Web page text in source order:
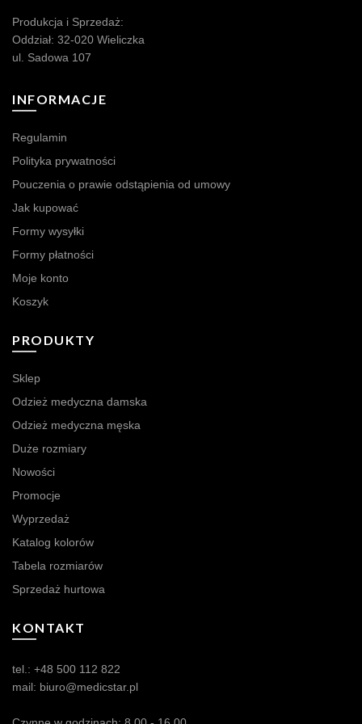
Produkcja i Sprzedaż:
Oddział: 32-020 Wieliczka
ul. Sadowa 107
INFORMACJE
Regulamin
Polityka prywatności
Pouczenia o prawie odstąpienia od umowy
Jak kupować
Formy wysyłki
Formy płatności
Moje konto
Koszyk
PRODUKTY
Sklep
Odzież medyczna damska
Odzież medyczna męska
Duże rozmiary
Nowości
Promocje
Wyprzedaż
Katalog kolorów
Tabela rozmiarów
Sprzedaż hurtowa
KONTAKT
tel.: +48 500 112 822
mail: biuro@medicstar.pl